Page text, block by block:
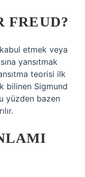
FREUD?
etmek veya
yansıtmak
teorisi ilk
bilinen Sigmund
yüzden bazen